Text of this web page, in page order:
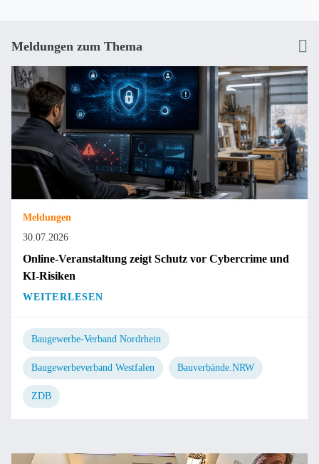
Meldungen zum Thema
Meldungen
30.07.2026
Online-Veranstaltung zeigt Schutz vor Cybercrime und
KI-Risiken
WEITERLESEN
Baugewerbe-Verband Nordrhein
Baugewerbeverband Westfalen Bauverbände.NRW
ZDB